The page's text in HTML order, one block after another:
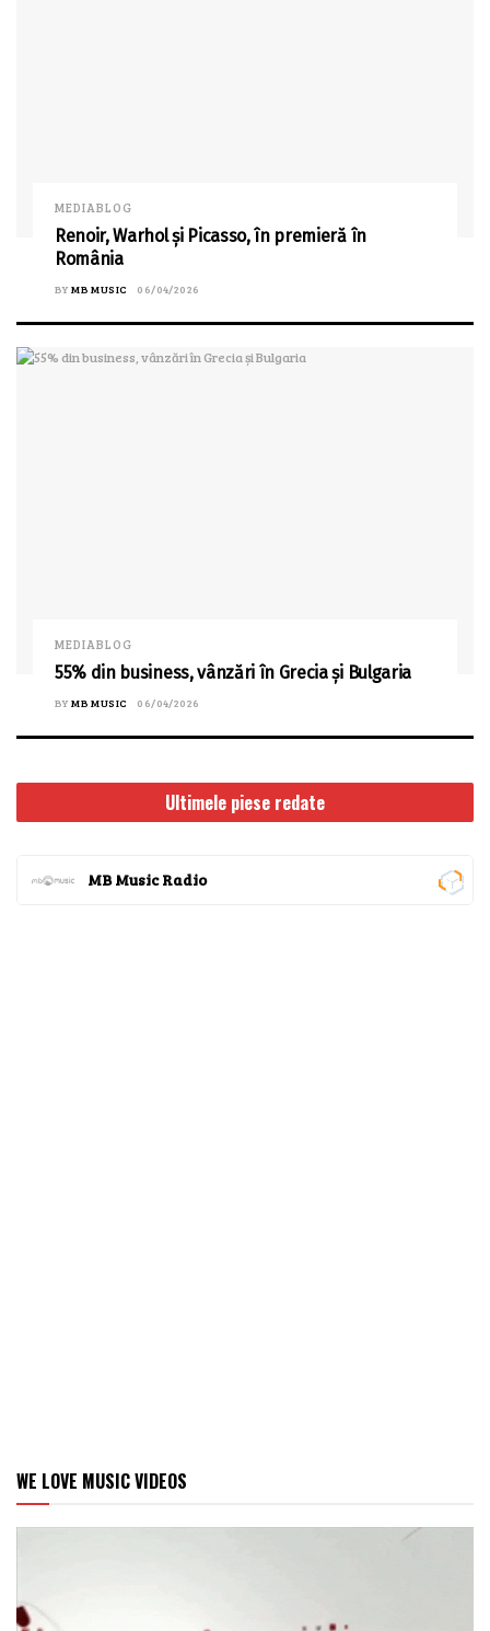
MEDIABLOG
Renoir, Warhol și Picasso, în premieră în
România
BY MB MUSIC 06/04/2026
MEDIABLOG
55% din business, vânzări în Grecia și Bulgaria
BY MB MUSIC 06/04/2026
Ultimele piese redate
MB Music Radio
WE LOVE MUSIC VIDEOS